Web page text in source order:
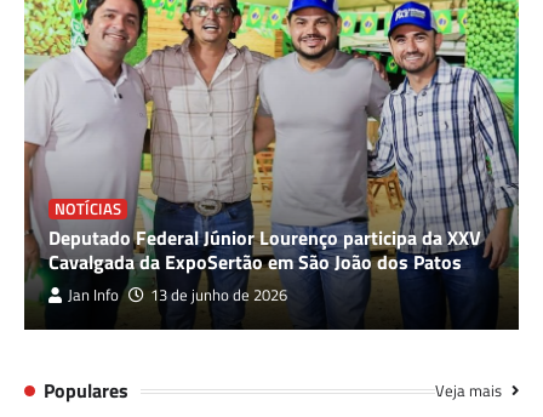
NOTÍCIAS
Deputado Federal Júnior Lourenço participa da XXV
Cavalgada da ExpoSertão em São João dos Patos
Jan Info 13 de junho de 2026
Populares Veja mais